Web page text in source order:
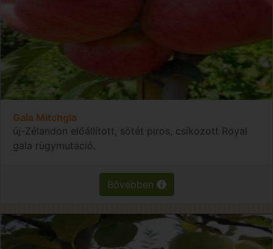
Gala Mitchgla
új-Zélandon előállított, sötét piros, csíkozott Royal
gala rügymutáció.
Bővebben